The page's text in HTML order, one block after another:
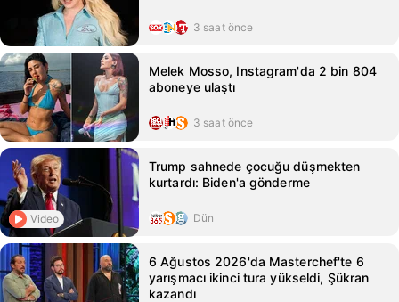
3 saat önce
Melek Mosso, Instagram'da 2 bin 804
aboneye ulaştı
3 saat önce
Video
Trump sahnede çocuğu düşmekten
kurtardı: Biden'a gönderme
Dün
6 Ağustos 2026'da Masterchef'te 6
yarışmacı ikinci tura yükseldi, Şükran
kazandı